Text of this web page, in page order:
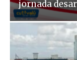
jornada